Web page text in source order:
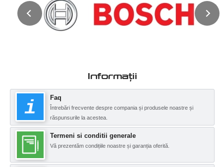
Informații
Faq
Întrebări frecvente despre compania și produsele noastre și
răspunsurile la acestea.
Termeni si conditii generale
Vă prezentăm condițiile noastre și garanția oferită.